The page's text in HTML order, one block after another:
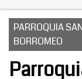
PARROQUIA
BORROMEO